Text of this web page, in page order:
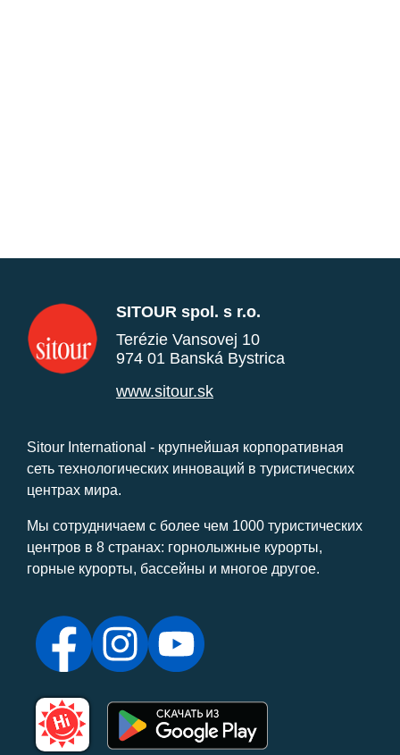
SITOUR spol. s r.o.
Terézie Vansovej 10
974 01 Banská Bystrica
www.sitour.sk
Sitour International - крупнейшая корпоративная
сеть технологических инноваций в туристических
центрах мира.
Мы сотрудничаем с более чем 1000 туристических
центров в 8 странах: горнолыжные курорты,
горные курорты, бассейны и многое другое.